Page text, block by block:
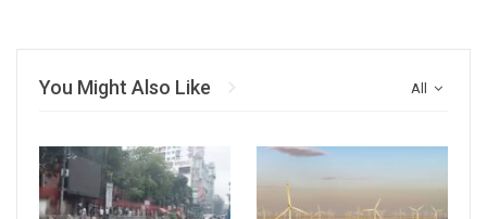
All
You Might Also Like